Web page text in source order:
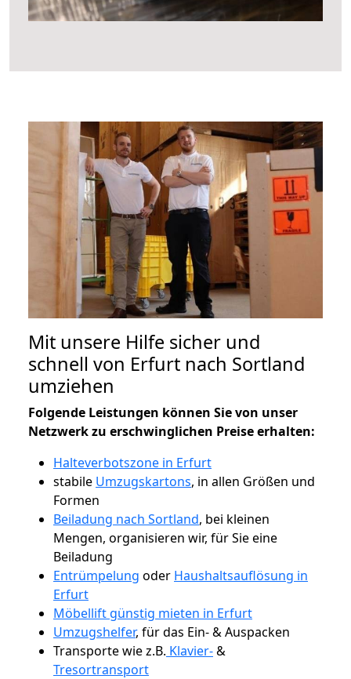
Mit unsere Hilfe sicher und
schnell von Erfurt nach Sortland
umziehen
Folgende Leistungen können Sie von unser
Netzwerk zu erschwinglichen Preise erhalten:
Halteverbotszone in Erfurt
stabile Umzugskartons, in allen Größen und
Formen
Beiladung nach Sortland, bei kleinen
Mengen, organisieren wir, für Sie eine
Beiladung
Entrümpelung oder Haushaltsauflösung in
Erfurt
Möbellift günstig mieten in Erfurt
Umzugshelfer, für das Ein- & Auspacken
Transporte wie z.B. Klavier-&
Tresortransport